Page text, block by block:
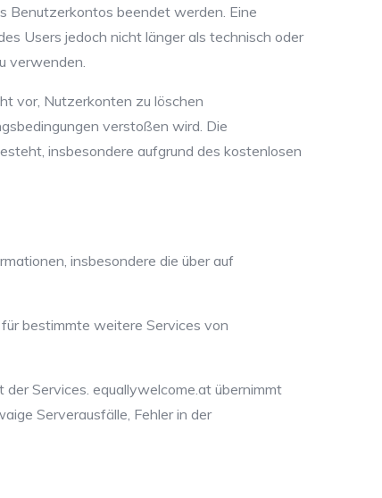
Benutzerkontos beendet werden. Eine
Users jedoch nicht länger als technisch oder
verwenden.
vor, Nutzerkonten zu löschen
verstoßen wird. Die
insbesondere aufgrund des kostenlosen
insbesondere die über auf
bestimmte weitere Services von
Services. equallywelcome.at übernimmt
Serverausfälle, Fehler in der